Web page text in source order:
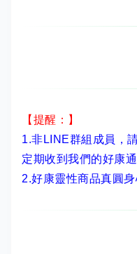
【提醒：】
1.非LINE群組成員，
定期收到我們的好康
2.好康靈性商品真圓